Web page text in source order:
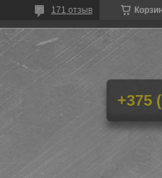
171 отзыв
+375